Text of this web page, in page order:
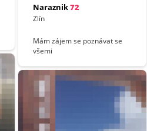
Naraznik72
Zlín
Mám zájem se poznávat se
všemi